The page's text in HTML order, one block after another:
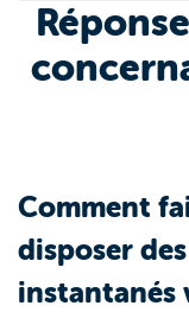
Comment
disposer
instantanés